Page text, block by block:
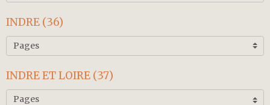
INDRE (36)
INDRE ET LOIRE (37)